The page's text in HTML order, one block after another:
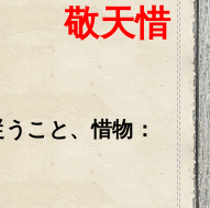
敬天惜
こと、惜物：